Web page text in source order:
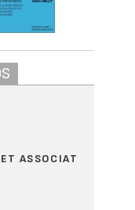
ASSOCIAT